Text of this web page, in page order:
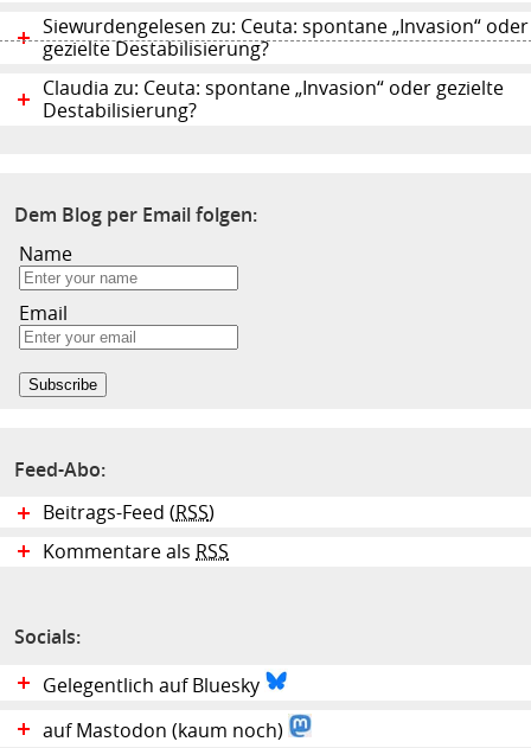
Siewurdengelesen zu: Ceuta: spontane „Invasion“ oder
gezielte Destabilisierung?
Claudia zu: Ceuta: spontane „Invasion“ oder gezielte
Destabilisierung?
Dem Blog per Email folgen:
Name
Email
Feed-Abo:
Beitrags-Feed (RSS)
Kommentare als RSS
Socials:
Gelegentlich auf Bluesky
auf Mastodon (kaum noch)